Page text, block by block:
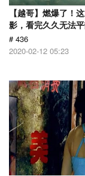
【越哥】燃爆了！
影，看完久久无法平
# 436
2020-02-12 05:23